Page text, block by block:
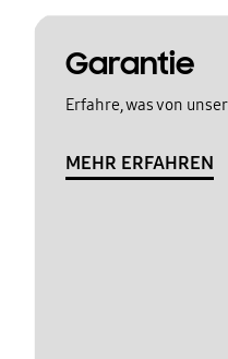
Garantie
Erfahre, was von
MEHR ERFAHREN